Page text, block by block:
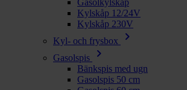
Gasolkylskåp
Kylskåp 12/24V
Kylskåp 230V
Kyl- och frysbox
chevron_right
Gasolspis chevron_right
Bänkspis med ugn
Gasolspis 50 cm